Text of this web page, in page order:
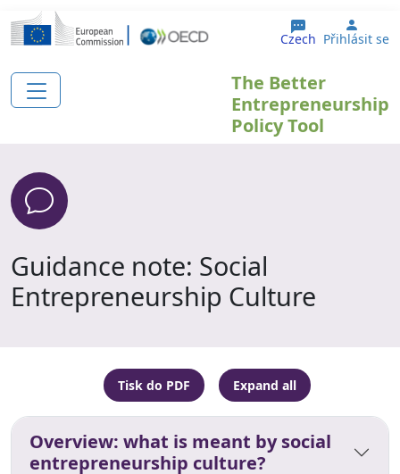
Přejít k hlavnímu obsahu
Czech User
Přihlásit se
The Better
Entrepreneurship
Policy Tool
Guidance note: Social
Entrepreneurship Culture
Tisk do PDF Expand all
Overview: what is meant by social
entrepreneurship culture?